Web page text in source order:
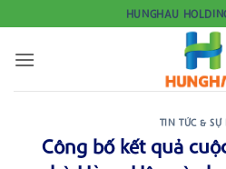
nội
HUNGHAU
TIN TỨC & SỰ
Công bố kết quả